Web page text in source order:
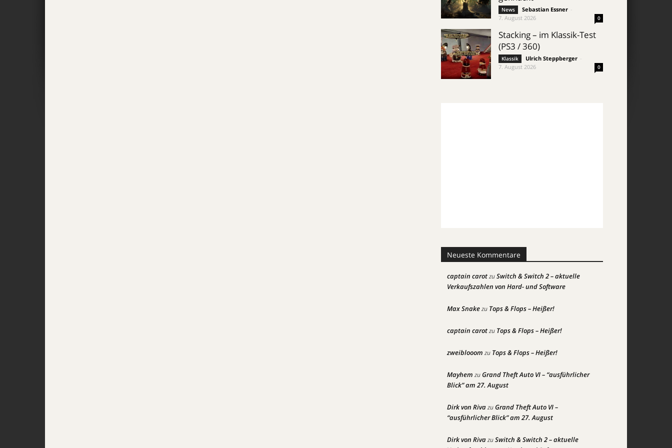
News Sebastian Essner
7. August 2026
0
Stacking – im Klassik-Test
(PS3 / 360)
Klassik Ulrich Steppberger
7. August 2026
0
Neueste Kommentare
captain carotzuSwitch & Switch 2 – aktuelle
Verkaufszahlen von Hard- und Software
Max Snakezu Tops & Flops – Heißer!
captain carotzu Tops & Flops – Heißer!
zweiblooom zu Tops & Flops – Heißer!
Mayhem zuGrand Theft Auto VI – “ausführlicher
Blick” am 27. August
Dirk von RivazuGrand Theft Auto VI –
“ausführlicher Blick” am 27. August
Dirk von RivazuSwitch & Switch 2 – aktuelle